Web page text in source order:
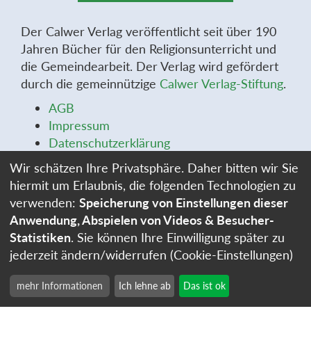
Der Calwer Verlag veröffentlicht seit über 190
Jahren Bücher für den Religionsunterricht und
die Gemeindearbeit. Der Verlag wird gefördert
durch die gemeinnützige Calwer Verlag-Stiftung.
AGB
Impressum
Datenschutzerklärung
Widerrufsbelehrung
Widerrufsformular
Stellenangebote
Cookie-Einstellungen
Wir schätzen Ihre Privatsphäre. Daher bitten wir Sie
hiermit um Erlaubnis, die folgenden Technologien zu
verwenden: Speicherung von Einstellungen dieser
Anwendung, Abspielen von Videos & Besucher-
Statistiken. Sie können Ihre Einwilligung später zu
jederzeit ändern/widerrufen (Cookie-Einstellungen)
mehr Informationen Ich lehne ab Das ist ok